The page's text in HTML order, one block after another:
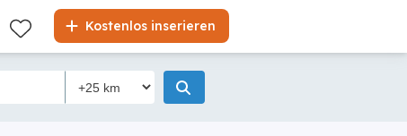
Kostenlos inserieren